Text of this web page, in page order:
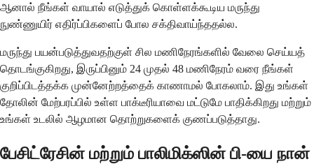
ஆனால் நீங்கள் வாயால் எடுத்துக் கொள்ளக்கூடிய மருந்து
நுண்ணுயிர் எதிர்ப்பிகளைப் போல சக்திவாய்ந்ததல்ல.
மருந்து பயன்படுத்துவதற்குள் சில மணிநேரங்களில் வேலை செய்யத்
தொடங்குகிறது, இருப்பினும் 24 முதல் 48 மணிநேரம் வரை நீங்கள்
குறிப்பிடத்தக்க முன்னேற்றத்தைக் காணாமல் போகலாம். இது உங்கள்
தோலின் மேற்பரப்பில் உள்ள பாக்டீரியாவை மட்டுமே பாதிக்கிறது மற்றும்
உங்கள் உடலில் ஆழமான தொற்றுகளைக் குணப்படுத்தாது.
பேசிட்ரேசின் மற்றும் பாலிமிக்ஸின் பி-யை நான்